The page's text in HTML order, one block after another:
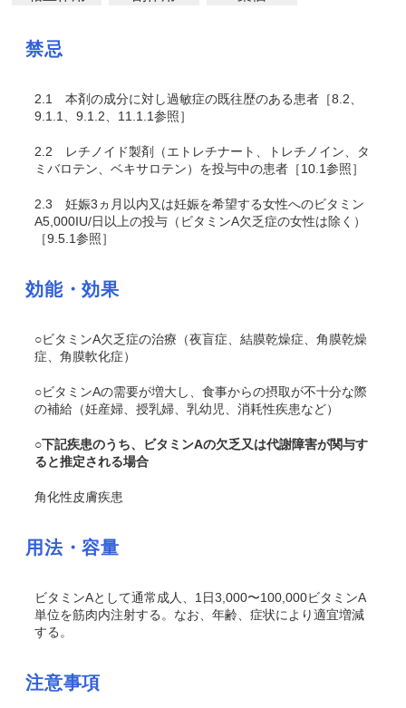
禁忌
2.1
本剤の成分に対し過敏症の既往歴のある患者［8.2、
9.1.1、9.1.2、11.1.1参照］
2.2 レチノイド製剤（エトレチナート、トレチノイン、タ
ミバロテン、ベキサロテン）を投与中の患者［10.1参照］
2.3 妊娠3ヵ月以内又は妊娠を希望する女性へのビタミン
A5,000IU/日以上の投与（ビタミンA欠乏症の女性は除く）
［9.5.1参照］
効能・効果
○ビタミンA欠乏症の治療（夜盲症、結膜乾燥症、角膜乾燥
症、角膜軟化症）
○ビタミンAの需要が増大し、食事からの摂取が不十分な際
の補給（妊産婦、授乳婦、乳幼児、消耗性疾患など）
○下記疾患のうち、ビタミンAの欠乏又は代謝障害が関与す
ると推定される場合
角化性皮膚疾患
用法・容量
ビタミンAとして通常成人、1日3,000〜100,000ビタミンA
単位を筋肉内注射する。なお、年齢、症状により適宜増減
する。
注意事項